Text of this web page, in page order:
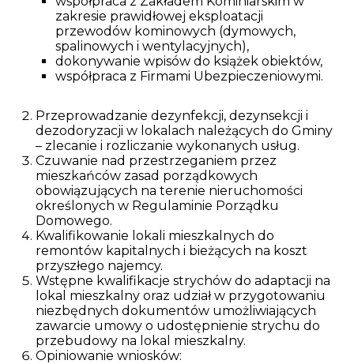
zakresie prawidłowej eksploatacji
przewodów kominowych (dymowych,
spalinowych i wentylacyjnych),
dokonywanie wpisów do książek obiektów,
współpraca z Firmami Ubezpieczeniowymi.
Przeprowadzanie dezynfekcji, dezynsekcji i
dezodoryzacji w lokalach należących do Gminy
– zlecanie i rozliczanie wykonanych usług.
Czuwanie nad przestrzeganiem przez
mieszkańców zasad porządkowych
obowiązujących na terenie nieruchomości
określonych w Regulaminie Porządku
Domowego.
Kwalifikowanie lokali mieszkalnych do
remontów kapitalnych i bieżących na koszt
przyszłego najemcy.
Wstępne kwalifikacje strychów do adaptacji na
lokal mieszkalny oraz udział w przygotowaniu
niezbędnych dokumentów umożliwiających
zawarcie umowy o udostępnienie strychu do
przebudowy na lokal mieszkalny.
Opiniowanie wniosków: